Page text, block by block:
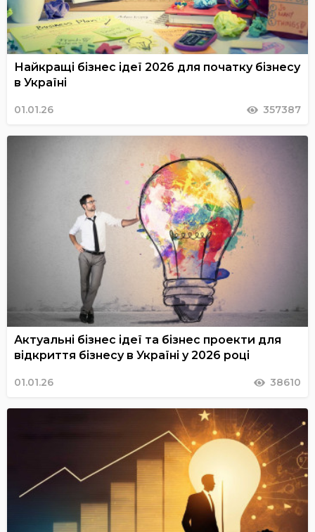
Найкращі бізнес ідеї 2026 для початку бізнесу
в Україні
01.01.26 357387
Актуальні бізнес ідеї та бізнес проекти для
відкриття бізнесу в Україні у 2026 році
01.01.26 38610